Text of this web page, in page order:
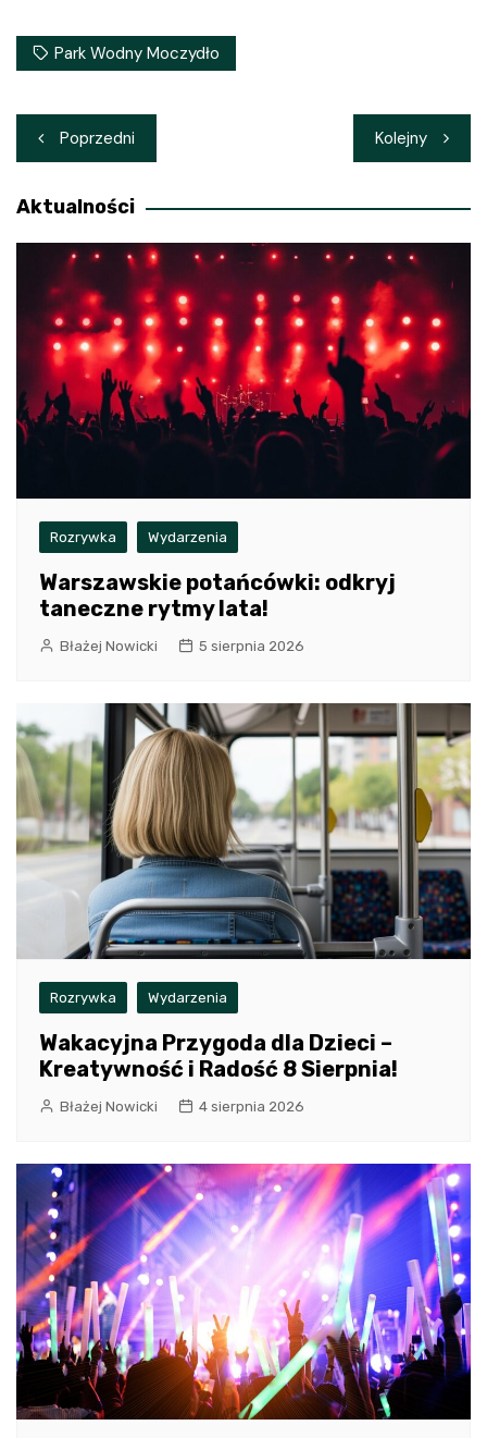
Park Wodny Moczydło
Nawigacja
wpisu
Poprzedni Kolejny
Aktualności
Rozrywka Wydarzenia
Warszawskie potańcówki: odkryj
taneczne rytmy lata!
Błażej Nowicki 5 sierpnia 2026
Rozrywka Wydarzenia
Wakacyjna Przygoda dla Dzieci –
Kreatywność i Radość 8 Sierpnia!
Błażej Nowicki 4 sierpnia 2026